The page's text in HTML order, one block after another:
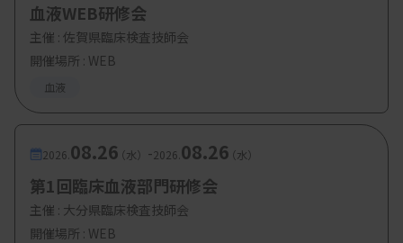
血液WEB研修会
主催 : 佐賀県臨床検査技師会
開催場所 : WEB
血液
2026. 08.26（水） -2026. 08.26（水）
第1回臨床血液部門研修会
主催 : 大分県臨床検査技師会
開催場所 : WEB